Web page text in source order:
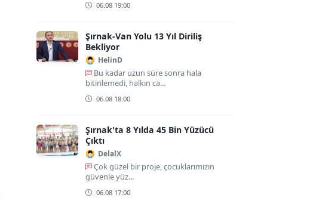
06.08 19:00
Şırnak-Van Yolu 13 Yıl Diriliş
Bekliyor
HelinD
Bu kadar uzun süre sonra hala
bitirilemedi, halkın ca...
06.08 18:00
Şırnak'ta 8 Yılda 45 Bin Yüzücü
Çıktı
DelalX
Çok güzel bir proje, çocuklarımızın
güvenle yüz...
06.08 17:00